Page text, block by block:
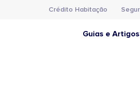
Crédito Habitação
Guias e Artigos